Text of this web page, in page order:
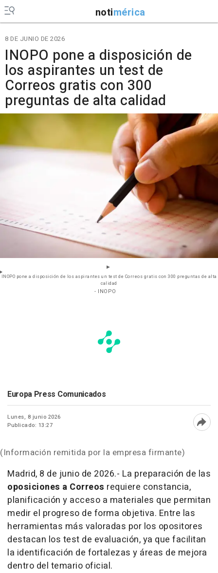
notimérica
8 DE JUNIO DE 2026
INOPO pone a disposición de
los aspirantes un test de
Correos gratis con 300
preguntas de alta calidad
INOPO pone a disposición de los aspirantes un test de Correos gratis con 300 preguntas de alta
calidad
- INOPO
Europa Press Comunicados
Lunes, 8 junio 2026
Publicado: 13:27
(Información remitida por la empresa firmante)
Madrid, 8 de junio de 2026.- La preparación de las
oposiciones a Correos requiere constancia,
planificación y acceso a materiales que permitan
medir el progreso de forma objetiva. Entre las
herramientas más valoradas por los opositores
destacan los test de evaluación, ya que facilitan
la identificación de fortalezas y áreas de mejora
dentro del temario oficial.